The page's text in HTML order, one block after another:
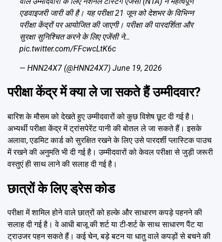
एडवाइजरी जारी की है। यह परीक्षा 21 जून को देशभर के विभिन्न
परीक्षा केंद्रों पर आयोजित की जाएगी। परीक्षा की पारदर्शिता और
सुरक्षा सुनिश्चित करने के लिए एजेंसी ने…
pic.twitter.com/FFcwcLtK6c
— HNN24X7 (@HNN24X7) June 19, 2026
परीक्षा केंद्र में क्या ले जा सकते हैं उम्मीदवार?
बारिश के मौसम को देखते हुए उम्मीदवारों को कुछ विशेष छूट दी गई है।
अभ्यर्थी परीक्षा केंद्र में ट्रांसपेरेंट पानी की बोतल ले जा सकते हैं। इसके
अलावा, एडमिट कार्ड को सुरक्षित रखने के लिए उसे पारदर्शी प्लास्टिक पाउच
में रखने की अनुमति भी दी गई है। उम्मीदवारों को केवल परीक्षा से जुड़ी जरूरी
वस्तुएं ही साथ लाने की सलाह दी गई है।
छात्रों के लिए ड्रेस कोड
परीक्षा में शामिल होने वाले छात्रों को हल्के और साधारण कपड़े पहनने की
सलाह दी गई है। वे आधी बाजू की शर्ट या टी-शर्ट के साथ साधारण पैंट या
ट्राउजर पहन सकते हैं। कई चेन, बड़े बटन या धातु वाले कपड़ों से बचने की